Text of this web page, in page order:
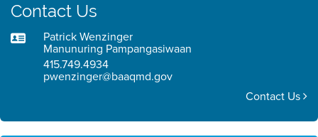
Contact Us
Patrick Wenzinger
Manunuring Pampangasiwaan
415.749.4934
pwenzinger@baaqmd.gov
Contact Us